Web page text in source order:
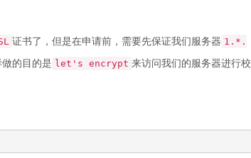
证书了，但是在申请前，需要先保证我们服务器 1.*.
的目的是 let's encrypt 来访问我们的服务器进行校